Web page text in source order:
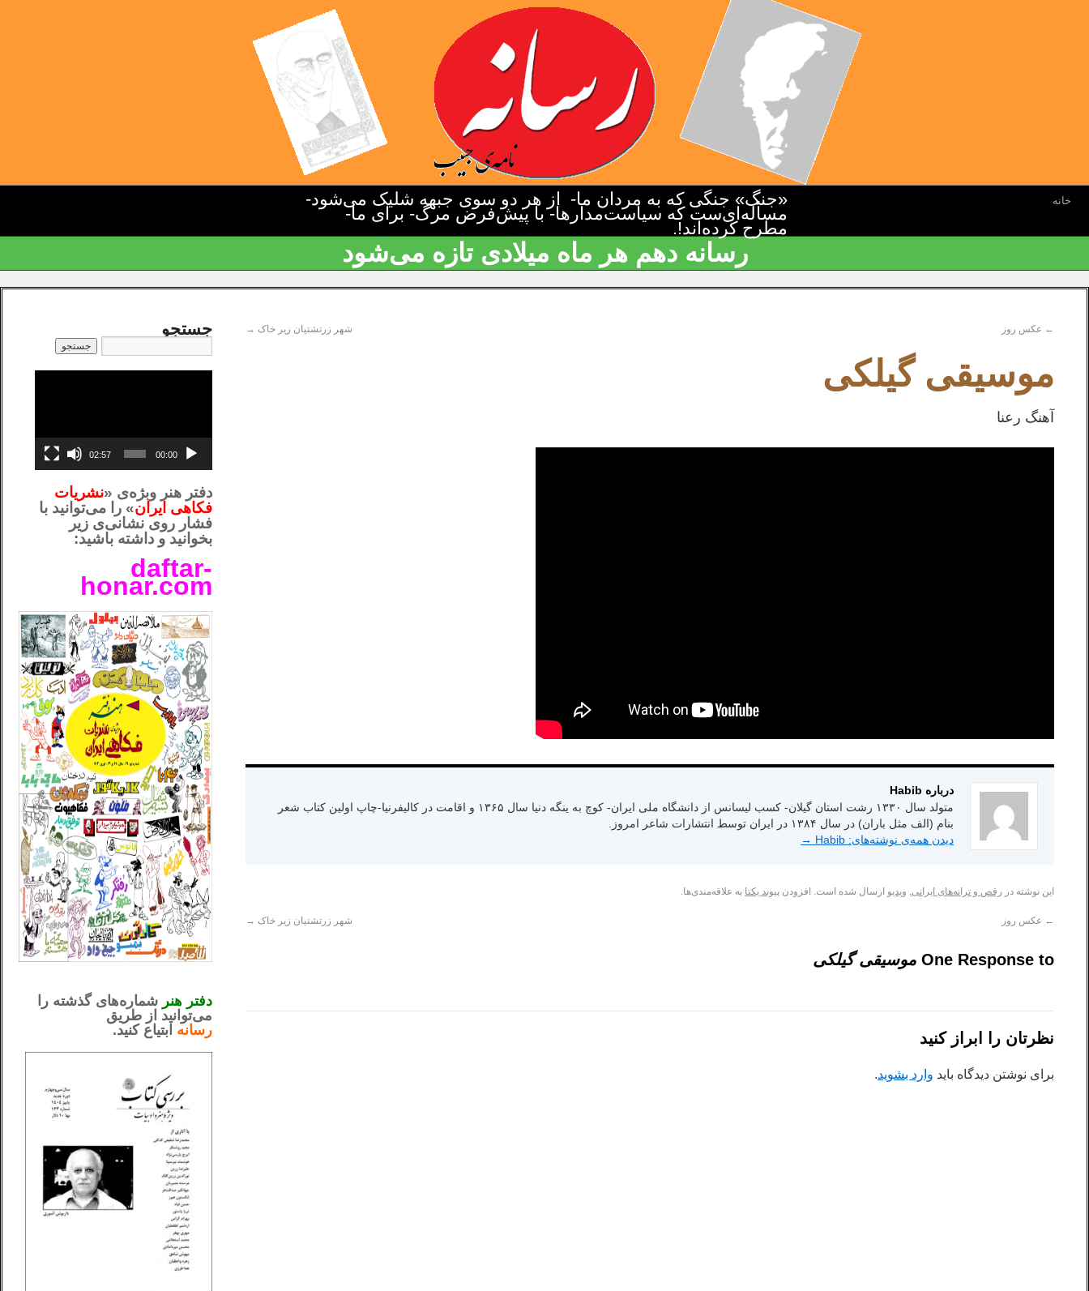
خانه «جنگ» جنگی که به مردان ما- از هر دو سوی جبهه شلیک می‌شود-
مسأله‌ای‌ست که سیاست‌مدارها- با پیش‌فرض مرگ- برای ما-
مطرح کرده‌اند!.
رسانه دهم هر ماه میلادی تازه می‌شود
← عکس روز شهر زرتشتیان زیر خاک →
موسیقی گیلکی
آهنگ رعنا
درباره Habib
متولد سال ۱۳۳۰ رشت استان گیلان- کسب لیسانس از دانشگاه ملی ایران- کوچ به ینگه دنیا سال ۱۳۶۵ و اقامت در کالیفرنیا-چاپ اولین کتاب شعر
بنام (الف مثل باران) در سال ۱۳۸۴ در ایران توسط انتشارات شاعر امروز.
دیدن همه‌ی نوشته‌های: Habib
→
این نوشته در رقص و ترانه‌های ایرانی, ویدیو ارسال شده است. افزودن پیوند یکتا به علاقه‌مندی‌ها.
← عکس روز شهر زرتشتیان زیر خاک →
One Response to موسیقی گیلکی
نظرتان را ابراز کنید
برای نوشتن دیدگاه باید وارد بشوید.
جستجو
00:00
02:57
دفتر هنر وبژه‌ی «نشریات
فکاهی ایران» را می‌توانید با
فشار روی نشانی‌ی زیر
بخوانید و داشته باشید:
daftar-
honar.com
دفتر هنر شماره‌های گذشته را
می‌توانید از طریق
رسانه ابتیاع کنید.